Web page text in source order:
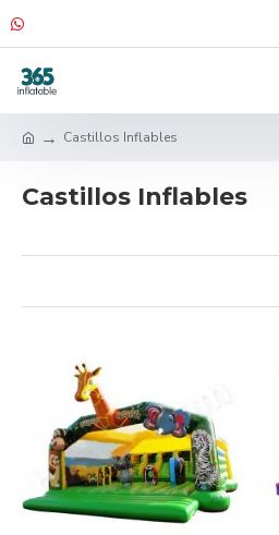
Castillos Inflables
Castillos Inflables